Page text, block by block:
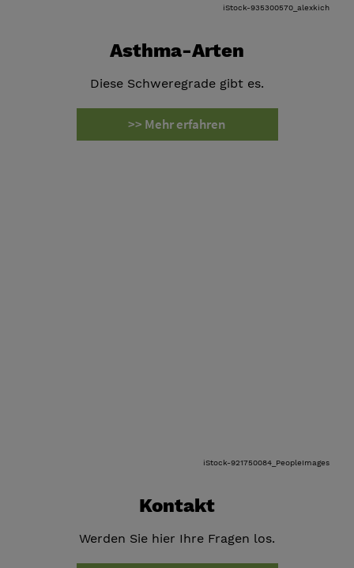
iStock-935300570_alexkich
Asthma-Arten
Diese Schweregrade gibt es.
>> Mehr erfahren
iStock-921750084_PeopleImages
Kontakt
Werden Sie hier Ihre Fragen los.